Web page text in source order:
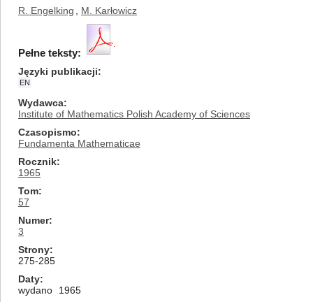
R. Engelking M. Karłowicz
Pełne teksty:
Języki publikacji
EN
Wydawca
Institute of Mathematics Polish Academy of Sciences
Czasopismo
Fundamenta Mathematicae
Rocznik
1965
Tom
57
Numer
3
Strony
275-285
Daty
wydano
1965